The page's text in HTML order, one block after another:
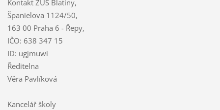
Kontakt ZUŠ Blatiny,
Španielova 1124/50,
163 00 Praha 6 - Řepy,
IČO: 638 347 15
ID: ugjmuwi
Ředitelna
Věra Pavlíková
Kancelář školy